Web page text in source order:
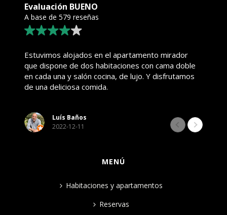
Evaluación BUENO
A base de 579 reseñas
Estuvimos alojados en el apartamento mirador
que dispone de dos habitaciones con cama doble
en cada una y salón cocina, de lujo. Y disfrutamos
de una deliciosa comida.
Luís Baños
2022-12-11
MENÚ
Habitaciones y apartamentos
Reservas